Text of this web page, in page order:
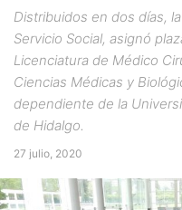
Distribuidos en dos días,
Servicio Social, asignó
Licenciatura de Médico
Ciencias Médicas y
dependiente de la
de Hidalgo.
27 julio, 2020